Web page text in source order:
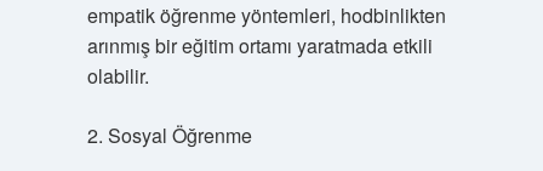
empatik öğrenme yöntemleri, hodbinlikten
arınmış bir eğitim ortamı yaratmada etkili
olabilir.
2. Sosyal Öğrenme